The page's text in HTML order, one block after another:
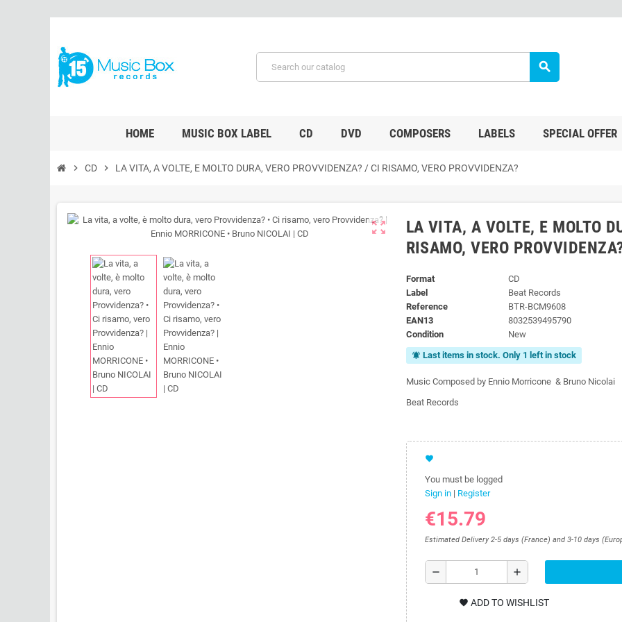
search
HOME MUSIC BOX LABEL CD DVD COMPOSERS LABELS SPECIAL OFFER
chevron_right CD chevron_right LA VITA, A VOLTE, E MOLTO DURA, VERO PROVVIDENZA? / CI RISAMO, VERO PROVVIDENZA?
zoom_out_map
LA VITA, A VOLTE, E MOLTO
RISAMO, VERO
Format
CD
Label
Beat Records
Reference
BTR-BCM9608
EAN13
8032539495790
Condition
New
notifications_active Last items in stock. Only 1 left in stock
Music Composed by Ennio Morricone & Bruno Nicolai
Beat Records
favorite
You must be logged
Sign in | Register
€15.79
Estimated Delivery 2-5 days (France) and 3-10 days
remove add
favorite ADD TO WISHLIST